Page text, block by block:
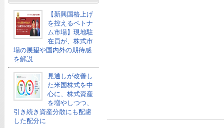
【新興国格上げ
を控えるベトナ
ム市場】現地駐
在員が、株式市
場の展望や国内外の期待感
を解説
見通しが改善し
た米国株式を中
心に、株式資産
を増やしつつ、
引き続き資産分散にも配慮
した配分に